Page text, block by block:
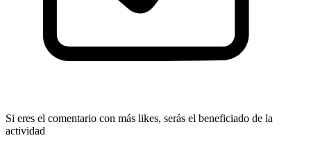
Si eres el comentario con más likes, serás el beneficiado de la
actividad